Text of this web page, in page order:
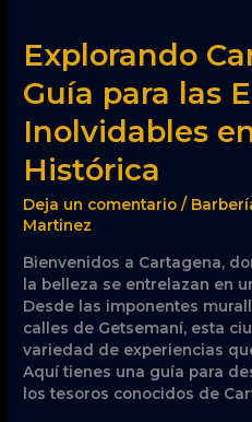
Explorando
Guía para las
Inolvidables
Histórica
Deja un comentario /
Martinez
Bienvenidos a Cartagena,
la belleza se entrelazan en
Desde las imponentes
calles de Getsemaní, esta
variedad de experiencias
Aquí tienes una guía para
los tesoros conocidos de
Explorando
Cartagena:
Una
para
Experiencias
Inolvidables
en
Ciudad
Histórica